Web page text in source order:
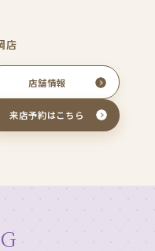
店
店舗情報
来店予約はこちら